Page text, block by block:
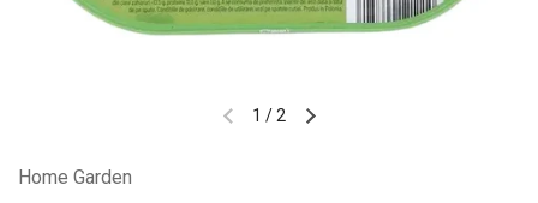
1 /2
Home Garden